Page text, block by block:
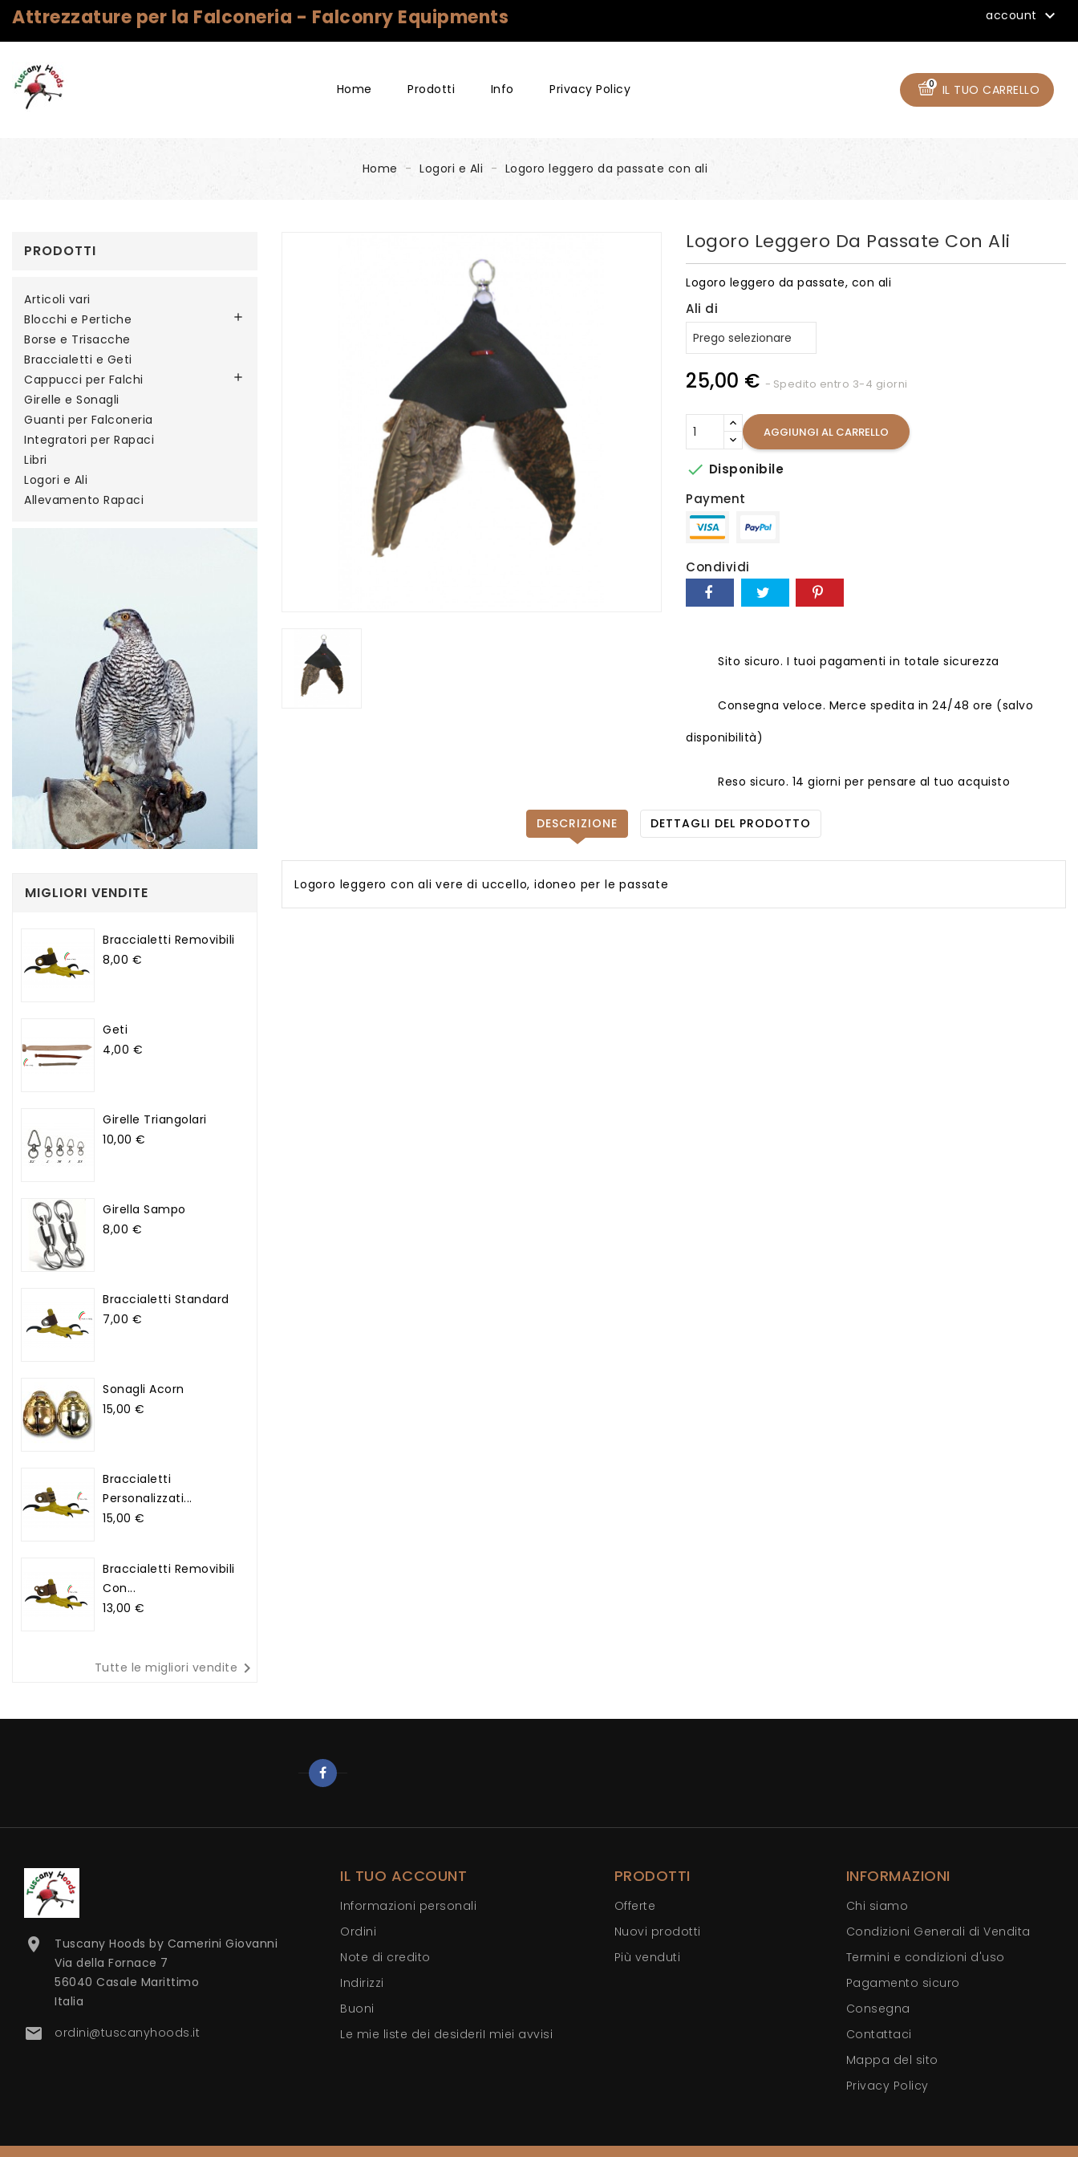
Attrezzature per la Falconeria - Falconry Equipments account 
0 IL TUO CARRELLO
Home Prodotti Info Privacy Policy
Home Logori e Ali Logoro leggero da passate con ali
PRODOTTI
Articoli vari
Blocchi e Pertiche

Borse e Trisacche
Braccialetti e Geti
Cappucci per Falchi

Girelle e Sonagli
Guanti per Falconeria
Integratori per Rapaci
Libri
Logori e Ali
Allevamento Rapaci
MIGLIORI VENDITE
Braccialetti Removibili
Prezzo
8,00 €
Geti
Prezzo
4,00 €
Girelle Triangolari
Prezzo
10,00 €
Girella Sampo
Prezzo
8,00 €
Braccialetti Standard
Prezzo
7,00 €
Sonagli Acorn
Prezzo
15,00 €
Braccialetti
Personalizzati...
Prezzo
15,00 €
Braccialetti Removibili
Con...
Prezzo
13,00 €
Tutte le migliori vendite 
Logoro Leggero Da Passate Con Ali
Logoro leggero da passate, con ali
Ali di
25,00 € Spedito entro 3-4 giorni
AGGIUNGI AL CARRELLO
 Disponibile
Payment
Condividi
Sito sicuro. I tuoi pagamenti in totale sicurezza
Consegna veloce. Merce spedita in 24/48 ore (salvo
disponibilità)
Reso sicuro. 14 giorni per pensare al tuo acquisto
DESCRIZIONE DETTAGLI DEL PRODOTTO
Logoro leggero con ali vere di uccello, idoneo per le passate

Tuscany Hoods by Camerini Giovanni
Via della Fornace 7
56040 Casale Marittimo
Italia
 ordini@tuscanyhoods.it
IL TUO ACCOUNT
Informazioni personali
Ordini
Note di credito
Indirizzi
Buoni
Le mie liste dei desideriI miei avvisi
PRODOTTI
Offerte
Nuovi prodotti
Più venduti
INFORMAZIONI
Chi siamo
Condizioni Generali di Vendita
Termini e condizioni d'uso
Pagamento sicuro
Consegna
Contattaci
Mappa del sito
Privacy Policy